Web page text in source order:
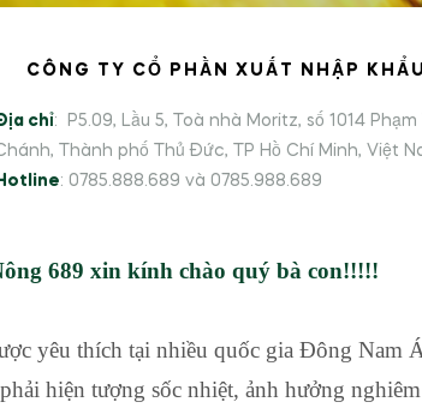
CÔNG TY CỔ PHẦN XUẤT NHẬP
chỉ: P5.09, Lầu 5, Toà nhà Moritz, số 1014
Thành phố Thủ Đức, TP Hồ Chí Minh, Việt
: 0785.888.689 và 0785.988.689
689 xin kính chào quý bà con!!!!!
yêu thích tại nhiều quốc gia Đông Nam
hiện tượng sốc nhiệt, ảnh hưởng